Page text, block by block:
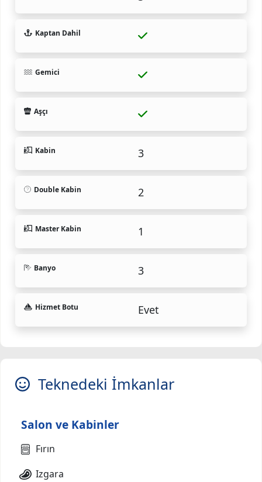
Kaptan Dahil
Gemici
Aşçı
Kabin 3
Double Kabin 2
Master Kabin 1
Banyo 3
Hizmet Botu Evet
Teknedeki İmkanlar
Salon ve Kabinler
Fırın
Izgara